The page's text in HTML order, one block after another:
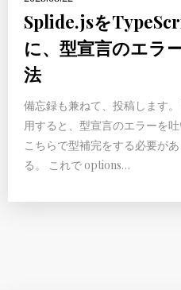
Splide.jsを
に、型宣言のエラ
法
備忘録も兼ねて、投稿します
用すると、型宣言のエラーを
こちらで型補完をする必要が
る。 これで options…